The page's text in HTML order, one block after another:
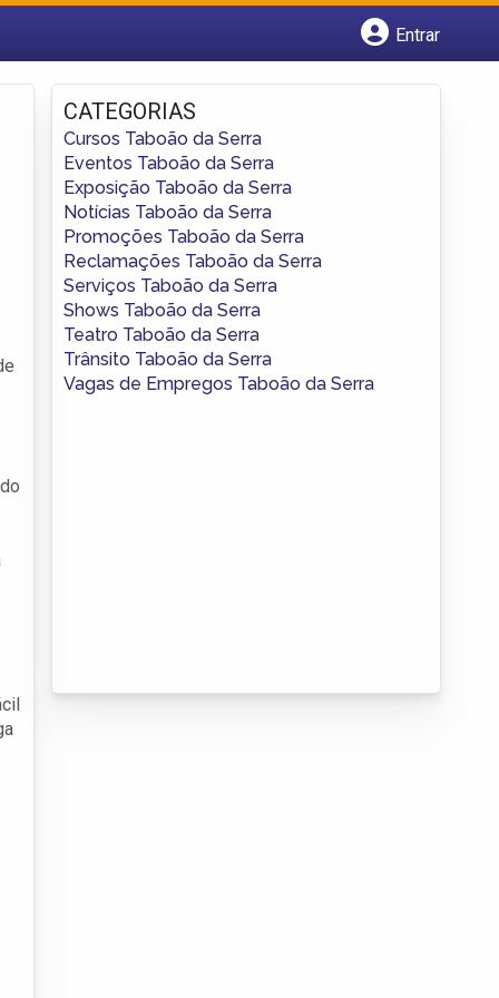
Entrar
Fazer login
Criar conta
CATEGORIAS
Cursos Taboão da Serra
Eventos Taboão da Serra
Exposição Taboão da Serra
Notícias Taboão da Serra
Promoções Taboão da Serra
Reclamações Taboão da Serra
Serviços Taboão da Serra
Shows Taboão da Serra
Teatro Taboão da Serra
Trânsito Taboão da Serra
Vagas de Empregos Taboão da Serra